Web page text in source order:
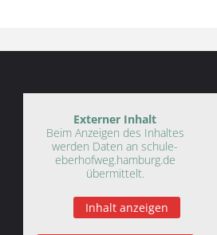
Externer Inhalt
Beim Anzeigen des Inhaltes
werden Daten an schule-
eberhofweg.hamburg.de
übermittelt.
Inhalt anzeigen